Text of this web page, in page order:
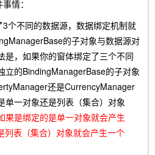
情：
不同的数据源，数据绑定机制就
的子对象与数据源对
是，如果你的窗体绑定了三个不同
立的BindingManagerBase的子对象
还是CurrencyManager
单一对象还是列表（集合）对象
果是绑定的是单一对象就会产生
表（集合）对象就会产生一个